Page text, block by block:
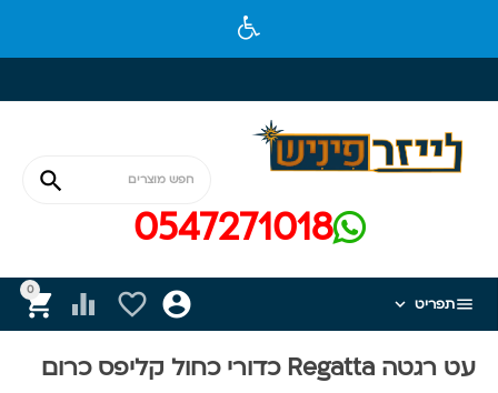
0547271018
0
 
 

תפריט 
עט רגטה Regatta כדורי כחול קליפס כרום